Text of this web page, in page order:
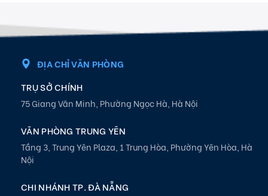
ĐỊA CHỈ VĂN PHÒNG
TRỤ SỞ CHÍNH
75 Giang Văn Minh, Phường Ngọc Hà, Hà Nội
VĂN PHÒNG TRUNG YÊN
Tầng 3, Trung Yên Plaza, 1 Trung Hòa, Phường Yên Hòa, Hà
Nội
CHI NHÁNH TP. ĐÀ NẴNG